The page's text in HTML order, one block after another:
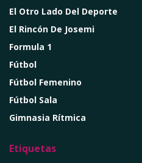
El Otro Lado Del Deporte
El Rincón De Josemi
Formula 1
Fútbol
Fútbol Femenino
Fútbol Sala
Gimnasia Rítmica
Etiquetas